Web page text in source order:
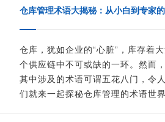
仓库管理术语大揭秘：从小白到专家
仓库，犹如企业的“心脏”，库存着
个供应链中不可或缺的一环。然而
其中涉及的术语可谓五花八门，令
们就来一起探秘仓库管理的术语世